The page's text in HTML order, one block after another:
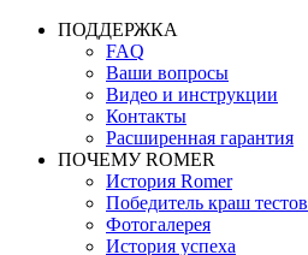
ПОДДЕРЖКА
FAQ
Ваши вопросы
Видео и инструкции
Контакты
Расширенная гарантия
ПОЧЕМУ ROMER
История Romer
Победитель краш тестов
Фотогалерея
История успеха